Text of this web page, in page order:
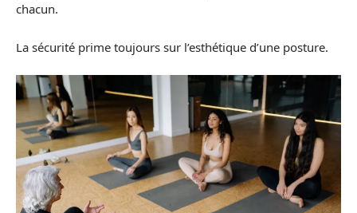
chacun.
La sécurité prime toujours sur l’esthétique d’une posture.